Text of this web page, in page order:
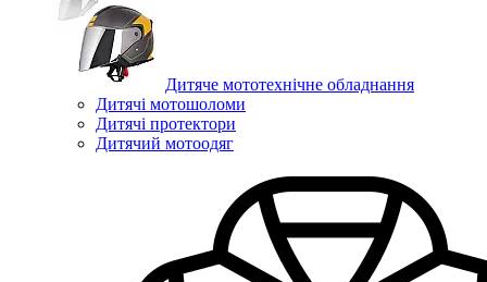
Дитяче мототехнічне обладнання
Дитячі мотошоломи
Дитячі протектори
Дитячий мотоодяг